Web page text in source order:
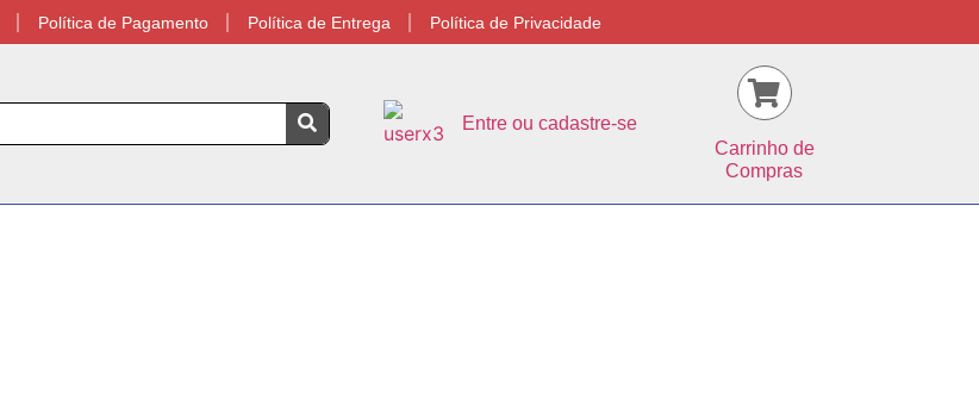
Política de Pagamento Política de Entrega Política de Privacidade
Entre ou cadastre-se
Carrinho de
Compras